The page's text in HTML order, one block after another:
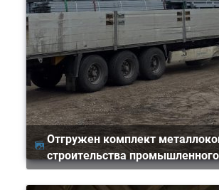
Отгружен комплект металлоконструкций для
строительства